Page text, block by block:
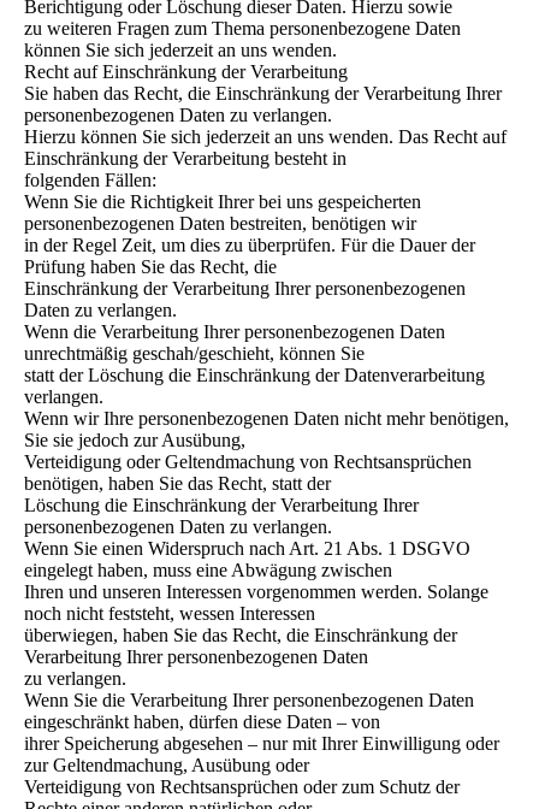
Berichtigung oder Löschung dieser Daten. Hierzu sowie
zu weiteren Fragen zum Thema personenbezogene Daten
können Sie sich jederzeit an uns wenden.
Recht auf Einschränkung der Verarbeitung
Sie haben das Recht, die Einschränkung der Verarbeitung Ihrer
personenbezogenen Daten zu verlangen.
Hierzu können Sie sich jederzeit an uns wenden. Das Recht auf
Einschränkung der Verarbeitung besteht in
folgenden Fällen:
Wenn Sie die Richtigkeit Ihrer bei uns gespeicherten
personenbezogenen Daten bestreiten, benötigen wir
in der Regel Zeit, um dies zu überprüfen. Für die Dauer der
Prüfung haben Sie das Recht, die
Einschränkung der Verarbeitung Ihrer personenbezogenen
Daten zu verlangen.
Wenn die Verarbeitung Ihrer personenbezogenen Daten
unrechtmäßig geschah/geschieht, können Sie
statt der Löschung die Einschränkung der Datenverarbeitung
verlangen.
Wenn wir Ihre personenbezogenen Daten nicht mehr benötigen,
Sie sie jedoch zur Ausübung,
Verteidigung oder Geltendmachung von Rechtsansprüchen
benötigen, haben Sie das Recht, statt der
Löschung die Einschränkung der Verarbeitung Ihrer
personenbezogenen Daten zu verlangen.
Wenn Sie einen Widerspruch nach Art. 21 Abs. 1 DSGVO
eingelegt haben, muss eine Abwägung zwischen
Ihren und unseren Interessen vorgenommen werden. Solange
noch nicht feststeht, wessen Interessen
überwiegen, haben Sie das Recht, die Einschränkung der
Verarbeitung Ihrer personenbezogenen Daten
zu verlangen.
Wenn Sie die Verarbeitung Ihrer personenbezogenen Daten
eingeschränkt haben, dürfen diese Daten – von
ihrer Speicherung abgesehen – nur mit Ihrer Einwilligung oder
zur Geltendmachung, Ausübung oder
Verteidigung von Rechtsansprüchen oder zum Schutz der